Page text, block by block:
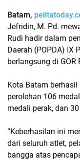
Batam,
Jefridin, M. Pd.
Rudi hadir dalam
Daerah (POPDA) IX
berlangsung di
Kota Batam
perolehan 106
medali perak, dan
“Keberhasilan ini
dari seluruh atlet,
bangga atas